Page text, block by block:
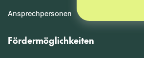
Ansprechpersonen
Fördermöglichkeiten